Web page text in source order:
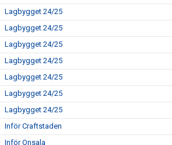
Lagbygget 24/25
Lagbygget 24/25
Lagbygget 24/25
Lagbygget 24/25
Lagbygget 24/25
Lagbygget 24/25
Lagbygget 24/25
Inför Craftstaden
Inför Onsala